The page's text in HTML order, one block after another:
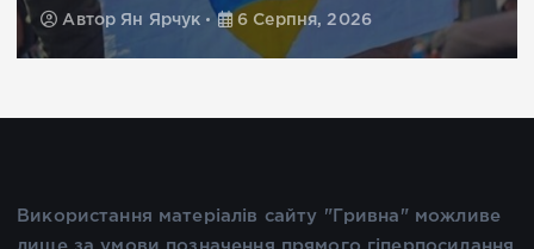
АвторДарина Лапіна 6 Серпня, 2026
Використання матеріалів сайту "Гривна" можливе